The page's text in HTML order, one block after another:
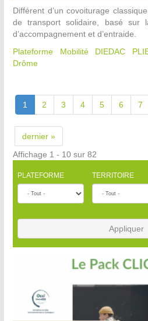
Différent d’un covoiturage
de transport solidaire, basé sur
d’accompagnement et d’entraide.
Plateforme Mobilité DIEDAC
Drôme
1 2 3 4 5 6 7
dernier »
Affichage 1 - 10 sur 82
PLATEFORME TERRITOIRE
Appliquer